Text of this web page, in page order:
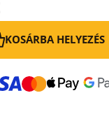
KOSÁRBA HELYEZÉS